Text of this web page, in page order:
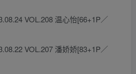
VOL.208 温心怡[66+1P／
VOL.207 潘娇娇[83+1P／